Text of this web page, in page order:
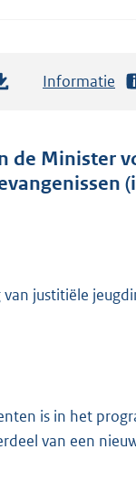
Informatie
de Minister
justitiële
is in het
van een